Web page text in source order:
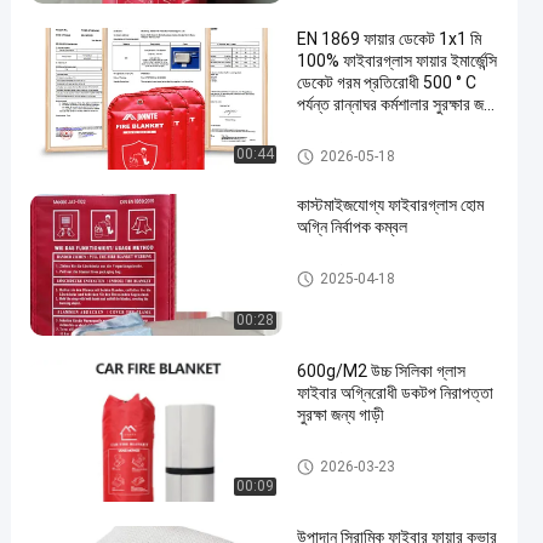
00:44
EN 1869 ফায়ার ডেকেট 1x1 মি
100% ফাইবারগ্লাস ফায়ার ইমার্জেন্সি
ডেকেট গরম প্রতিরোধী 500 ° C
পর্যন্ত রান্নাঘর কর্মশালার সুরক্ষার জন্য
অগ্নি নির্বাপক কম্বল
2026-05-18
00:28
কাস্টমাইজযোগ্য ফাইবারগ্লাস হোম
অগ্নি নির্বাপক কম্বল
অগ্নি নির্বাপক কম্বল
2025-04-18
00:09
600g/M2 উচ্চ সিলিকা গ্লাস
ফাইবার অগ্নিরোধী ডকটপ নিরাপত্তা
সুরক্ষা জন্য গাড়ী
অগ্নি নির্বাপক কম্বল
2026-03-23
উপাদান সিরামিক ফাইবার ফায়ার কভার